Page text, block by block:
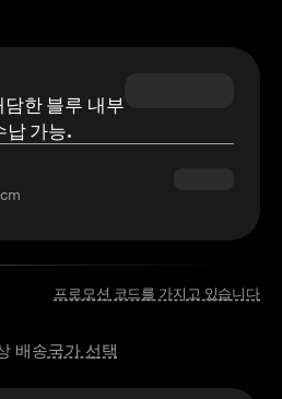
한 블루 내부
납 가능.
프로모션 코드를 가지고 있습니다
배송국가 선택